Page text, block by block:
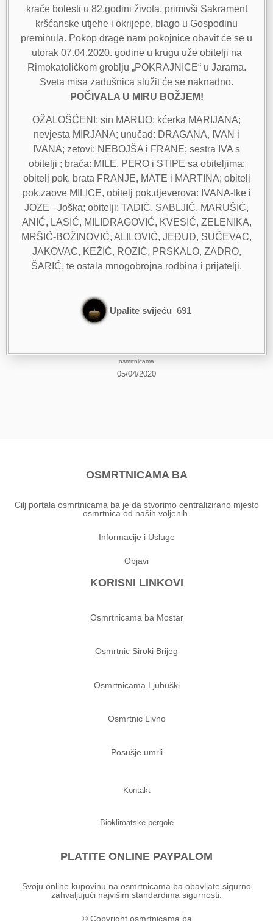
kraće bolesti u 82.godini života, primivši Sakrament
kršćanske utjehe i okrijepe, blago u Gospodinu
preminula. Pokop drage nam pokojnice obavit će se u
utorak 07.04.2020. godine u krugu uže obitelji na
Rimokatoličkom groblju „POKRAJNICE“ u Jarama.
Sveta misa zadušnica služit će se naknadno.
POČIVALA U MIRU BOŽJEM!
OŽALOŠĆENI: sin MARIJO; kćerka MARIJANA;
nevjesta MIRJANA; unučad: DRAGANA, IVAN i
IVANA; zetovi: NEBOJŠA i FRANE; sestra IVA s
obitelji ; braća: MILE, PERO i STIPE sa obiteljima;
obitelj pok. brata FRANJE, MATE i MARTINA; obitelj
pok.zaove MILICE, obitelj pok.djeverova: IVANA-Ike i
JOZE –Joška; obitelji: TADIĆ, SABLJIĆ, MARUŠIĆ,
ANIĆ, LASIĆ, MILIDRAGOVIĆ, KVESIĆ, ZELENIKA,
MRŠIĆ-BOŽINOVIĆ, ALILOVIĆ, JEĐUD, SUČEVAC,
JAKOVAC, KEŽIĆ, ROZIĆ, PRSKALO, ZADRO,
ŠARIĆ, te ostala mnogobrojna rodbina i prijatelji.
Upalite svijeću 691
osmrtnicama
05/04/2020
OSMRTNICAMA BA
Cilj portala osmrtnicama ba je da stvorimo centralizirano mjesto
osmrtnica od naših voljenih.
Informacije i Usluge
Objavi
KORISNI LINKOVI
Osmrtnicama ba Mostar
Osmrtnic Siroki Brijeg
Osmrtnicama Ljubuški
Osmrtnic Livno
Posušje umrli
Kontakt
Bioklimatske pergole
PLATITE ONLINE PAYPALOM
Svoju online kupovinu na osmrtnicama ba obavljate sigurno
zahvaljujući najvišim standardima sigurnosti.
© Copyright osmrtnicama.ba